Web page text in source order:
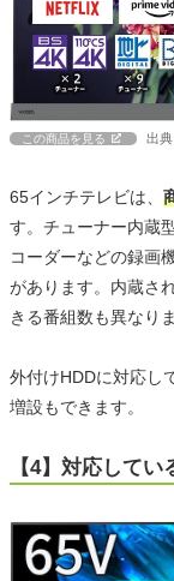
この商品を見る 出
65インチテレビは、
す。チューナー内蔵
コーダーなどの録画
があります。内蔵さ
きる番組数も異なりま
外付けHDDに対応し
増設もできます。
【4】対応して